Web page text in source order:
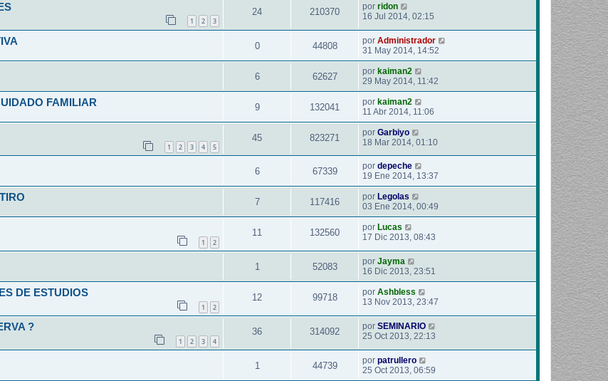
1 2 3
24 210370 por ridon
16 Jul 2014, 02:15
0 44808 por Administrador
31 May 2014, 14:52
6 62627 por kaiman2
29 May 2014, 11:42
FAMILIAR 9 132041 por kaiman2
11 Abr 2014, 11:06
1 2 3 4 5
45 823271 por Garbiyo
18 Mar 2014, 01:10
6 67339 por depeche
19 Ene 2014, 13:37
7 117416 por Legolas
03 Ene 2014, 00:49
1 2
11 132560 por Lucas
17 Dic 2013, 08:43
1 52083 por Jayma
16 Dic 2013, 23:51
DE ESTUDIOS
1 2
12 99718 por Ashbless
13 Nov 2013, 23:47
?
1 2 3 4
36 314092 por SEMINARIO
25 Oct 2013, 22:13
1 44739 por patrullero
25 Oct 2013, 06:59